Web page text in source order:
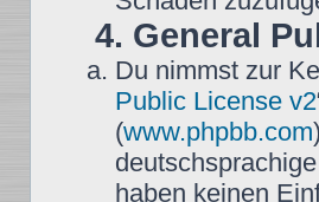
4. General
Du nimmst zur
Public License v2
(www.phpbb.com
haben keinen